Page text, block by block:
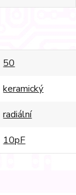
50
keramický
radiální
10pF